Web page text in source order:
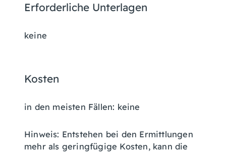
Erforderliche Unterlagen
keine
Kosten
in den meisten Fällen: keine
Hinweis: Entstehen bei den Ermittlungen
mehr als geringfügige Kosten, kann die